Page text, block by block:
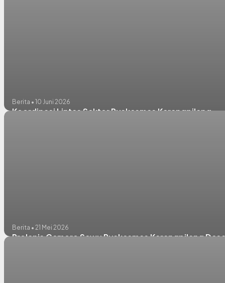
Berita • 10 Juni 2026
Koordinasi Lintas Sektor Puskesmas Karangpilang
Berita • 21 Mei 2026
Prolanis Cemoro Sewu Puskesmas Karangpilang